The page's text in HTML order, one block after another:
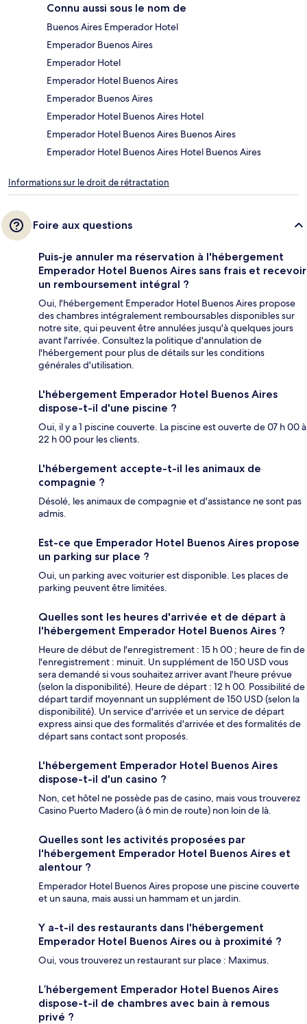
Connu aussi sous le nom de
Buenos Aires Emperador Hotel
Emperador Buenos Aires
Emperador Hotel
Emperador Hotel Buenos Aires
Emperador Buenos Aires
Emperador Hotel Buenos Aires Hotel
Emperador Hotel Buenos Aires Buenos Aires
Emperador Hotel Buenos Aires Hotel Buenos Aires
Informations sur le droit de rétractation
Foire aux questions
Puis-je annuler ma réservation à l'hébergement
Emperador Hotel Buenos Aires sans frais et recevoir
un remboursement intégral ?
Oui, l'hébergement Emperador Hotel Buenos Aires propose
des chambres intégralement remboursables disponibles sur
notre site, qui peuvent être annulées jusqu'à quelques jours
avant l'arrivée. Consultez la politique d'annulation de
l'hébergement pour plus de détails sur les conditions
générales d'utilisation.
L'hébergement Emperador Hotel Buenos Aires
dispose-t-il d'une piscine ?
Oui, il y a 1 piscine couverte. La piscine est ouverte de 07 h 00 à
22 h 00 pour les clients.
L'hébergement accepte-t-il les animaux de
compagnie ?
Désolé, les animaux de compagnie et d'assistance ne sont pas
admis.
Est-ce que Emperador Hotel Buenos Aires propose
un parking sur place ?
Oui, un parking avec voiturier est disponible. Les places de
parking peuvent être limitées.
Quelles sont les heures d'arrivée et de départ à
l'hébergement Emperador Hotel Buenos Aires ?
Heure de début de l'enregistrement : 15 h 00 ; heure de fin de
l'enregistrement : minuit. Un supplément de 150 USD vous
sera demandé si vous souhaitez arriver avant l'heure prévue
(selon la disponibilité). Heure de départ : 12 h 00. Possibilité de
départ tardif moyennant un supplément de 150 USD (selon la
disponibilité). Un service d'arrivée et un service de départ
express ainsi que des formalités d'arrivée et des formalités de
départ sans contact sont proposés.
L'hébergement Emperador Hotel Buenos Aires
dispose-t-il d'un casino ?
Non, cet hôtel ne possède pas de casino, mais vous trouverez
Casino Puerto Madero (à 6 min de route) non loin de là.
Quelles sont les activités proposées par
l'hébergement Emperador Hotel Buenos Aires et
alentour ?
Emperador Hotel Buenos Aires propose une piscine couverte
et un sauna, mais aussi un hammam et un jardin.
Y a-t-il des restaurants dans l'hébergement
Emperador Hotel Buenos Aires ou à proximité ?
Oui, vous trouverez un restaurant sur place : Maximus.
L’hébergement Emperador Hotel Buenos Aires
dispose-t-il de chambres avec bain à remous
privé ?